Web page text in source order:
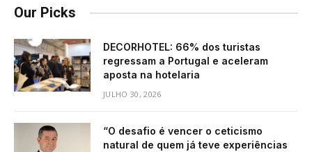
Our Picks
DECORHOTEL: 66% dos turistas
regressam a Portugal e aceleram
aposta na hotelaria
JULHO 30, 2026
“O desafio é vencer o ceticismo
natural de quem já teve experiências